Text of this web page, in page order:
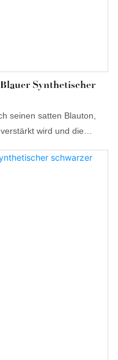
Synthetischer
seinen satten Blauton,
wird und die
und Harz,
Eigenschaften von